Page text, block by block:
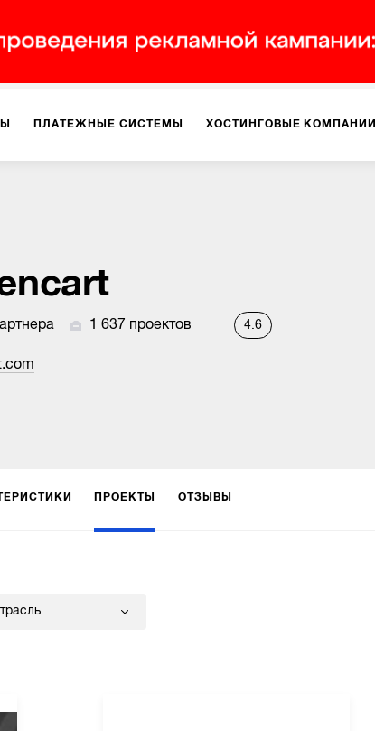
ПЛАТЕЖНЫЕ СИСТЕМЫ ХОСТИНГОВЫЕ КОМПАНИИ
1 637 проектов 4.6
ПРОЕКТЫ ОТЗЫВЫ